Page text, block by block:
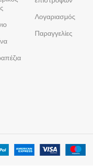
Λογαριασμός
Παραγγελίες